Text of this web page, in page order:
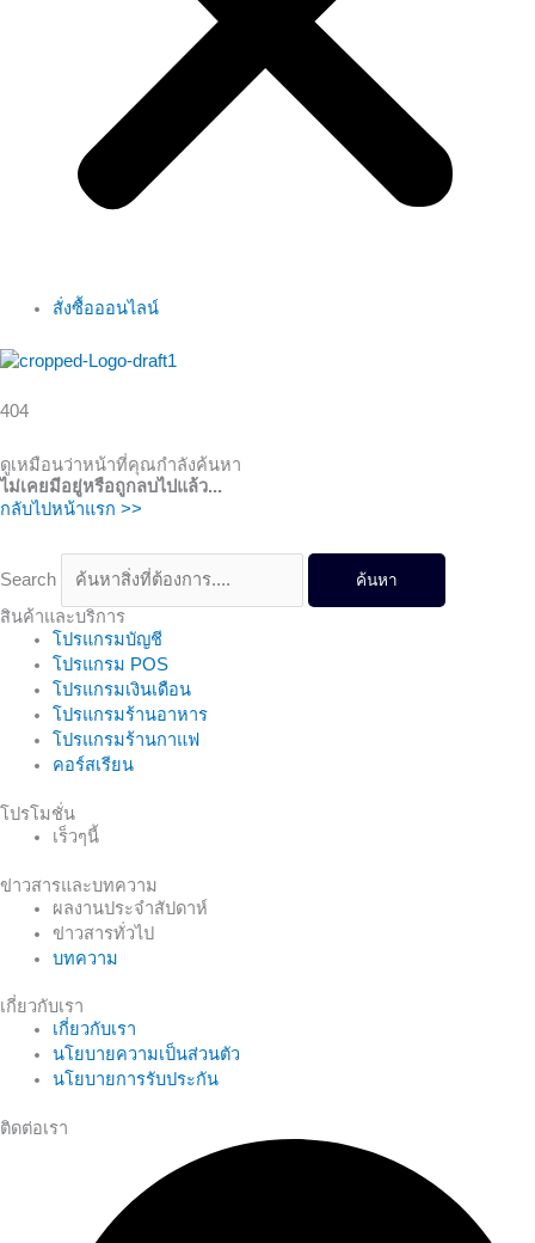
สั่งซื้อออนไลน์
404
ดูเหมือนว่าหน้าที่คุณกำลังค้นหา
ไม่เคยมีอยู่หรือถูกลบไปแล้ว...
กลับไปหน้าแรก >>
Search ค้นหา
สินค้าและบริการ
โปรแกรมบัญชี
โปรแกรม POS
โปรแกรมเงินเดือน
โปรแกรมร้านอาหาร
โปรแกรมร้านกาแฟ
คอร์สเรียน
โปรโมชั่น
เร็วๆนี้
ข่าวสารและบทความ
ผลงานประจำสัปดาห์
ข่าวสารทั่วไป
บทความ
เกี่ยวกับเรา
เกี่ยวกับเรา
นโยบายความเป็นส่วนตัว
นโยบายการรับประกัน
ติดต่อเรา